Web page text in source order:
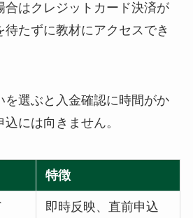
合はクレジットカード決済が
たずに教材にアクセスでき
を選ぶと入金確認に時間がか
には向きません。
特徴
即時反映、直前申込